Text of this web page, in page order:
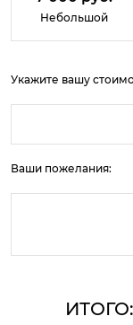
Небольшой
Укажите вашу
Ваши пожелания:
ИТОГО: